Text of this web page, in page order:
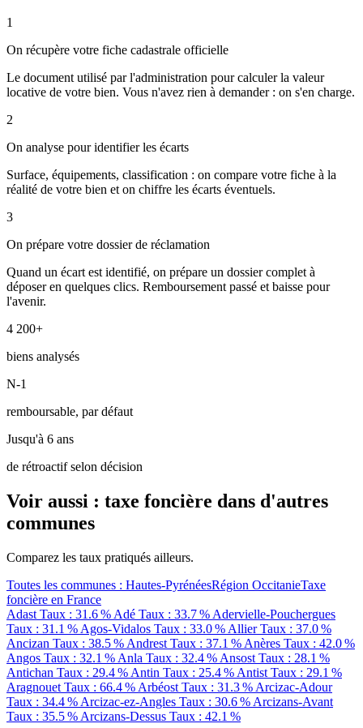
1
On récupère votre fiche cadastrale officielle
Le document utilisé par l'administration pour calculer la valeur
locative de votre bien. Vous n'avez rien à demander : on s'en charge.
2
On analyse pour identifier les écarts
Surface, équipements, classification : on compare votre fiche à la
réalité de votre bien et on chiffre les écarts éventuels.
3
On prépare votre dossier de réclamation
Quand un écart est identifié, on prépare un dossier complet à
déposer en quelques clics. Remboursement passé et baisse pour
l'avenir.
4 200+
biens analysés
N-1
remboursable, par défaut
Jusqu'à 6 ans
de rétroactif selon décision
Voir aussi : taxe foncière dans d'autres
communes
Comparez les taux pratiqués ailleurs.
Toutes les communes : Hautes-PyrénéesRégion OccitanieTaxe
foncière en France
Adast Taux : 31.6 % Adé Taux : 33.7 % Adervielle-Pouchergues
Taux : 31.1 % Agos-Vidalos Taux : 33.0 % AllierTaux : 37.0 %
Ancizan Taux : 38.5 % Andrest Taux : 37.1 % Anères Taux : 42.0 %
Angos Taux : 32.1 % Anla Taux : 32.4 % Ansost Taux : 28.1 %
Antichan Taux : 29.4 % Antin Taux : 25.4 % Antist Taux : 29.1 %
Aragnouet Taux : 66.4 % Arbéost Taux : 31.3 % Arcizac-Adour
Taux : 34.4 % Arcizac-ez-Angles Taux : 30.6 % Arcizans-Avant
Taux : 35.5 % Arcizans-Dessus Taux : 42.1 %